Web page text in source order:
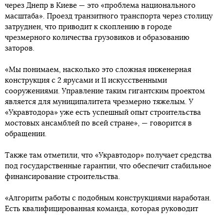
через Днепр в Киеве — это «проблема национального
масштаба». Проезд транзитного транспорта через столицу
затруднен, что приводит к скоплению в городе
чрезмерного количества грузовиков и образованию
заторов.
«Мы понимаем, насколько это сложная инженерная
конструкция с 2 ярусами и 11 искусственными
сооружениями. Управление таким гигантским проектом
является для муниципалитета чрезмерно тяжелым. У
«Укравтодора» уже есть успешный опыт строительства
мостовых ансамблей по всей стране», — говорится в
обращении.
Также там отметили, что «Укравтодор» получает средства
под государственные гарантии, что обеспечит стабильное
финансирование строительства.
«Алгоритм работы с подобным конструкциями наработан.
Есть квалифицированная команда, которая руководит